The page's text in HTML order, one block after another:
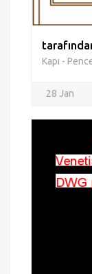
Kapı -
28 Jan